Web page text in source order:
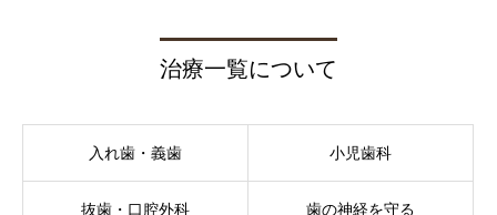
治療一覧について
入れ歯・義歯 小児歯科
抜歯・口腔外科 歯の神経を守る